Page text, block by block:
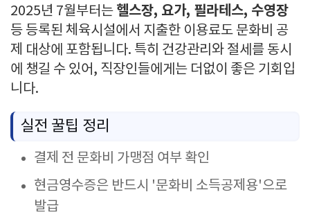
2025년 7월부터는 헬스장, 요가, 필라테스, 수영장
등 등록된 체육시설에서 지출한 이용료도 문화비 공
제 대상에 포함됩니다. 특히 건강관리와 절세를 동시
에 챙길 수 있어, 직장인들에게는 더없이 좋은 기회입
니다.
실전 꿀팁 정리
결제 전 문화비 가맹점 여부 확인
현금영수증은 반드시 '문화비 소득공제용'으로
발급